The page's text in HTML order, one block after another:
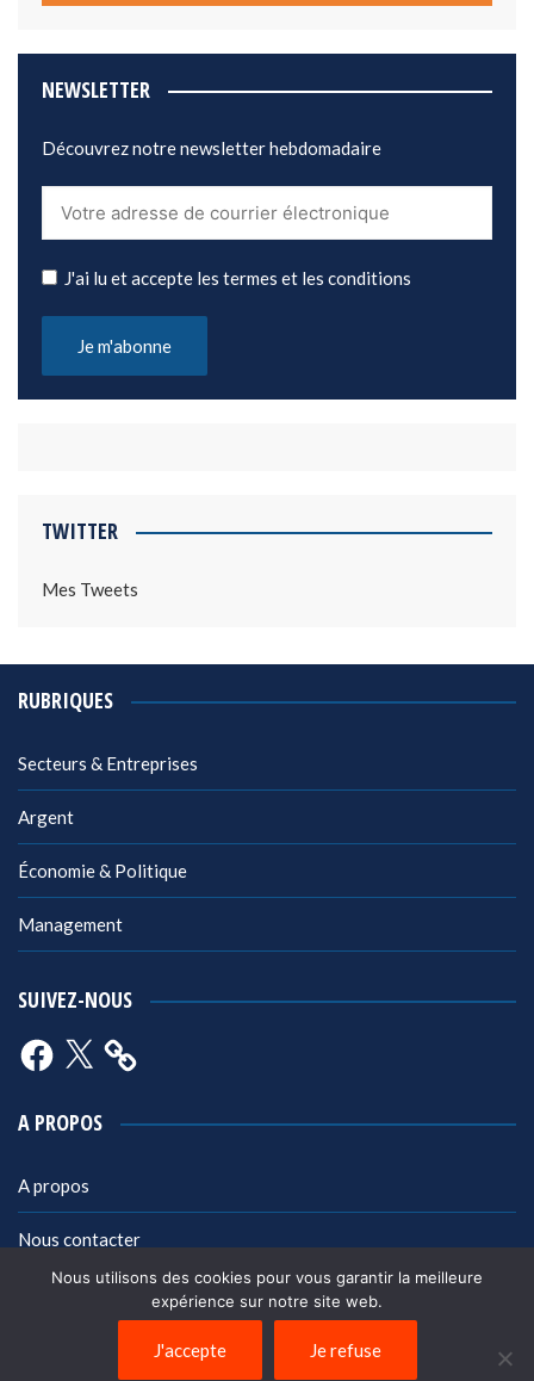
NEWSLETTER
Découvrez notre newsletter hebdomadaire
J'ai lu et accepte les termes et les conditions
TWITTER
Mes Tweets
RUBRIQUES
Secteurs & Entreprises
Argent
Économie & Politique
Management
SUIVEZ-NOUS
Facebook
X
A PROPOS
A propos
Nous contacter
Politique de confidentialité
Nous utilisons des cookies pour vous garantir la meilleure
expérience sur notre site web.
J'accepte Je refuse